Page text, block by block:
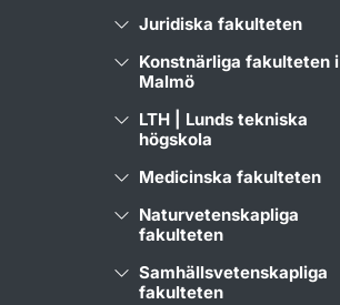
Juridiska fakulteten
Konstnärliga fakulteten i
Malmö
LTH | Lunds tekniska
högskola
Medicinska fakulteten
Naturvetenskapliga
fakulteten
Samhällsvetenskapliga
fakulteten